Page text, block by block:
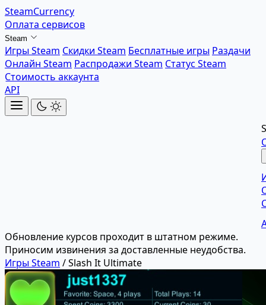
SteamCurrency
Оплата сервисов
Steam
Игры Steam Скидки Steam Бесплатные игры Раздачи
Онлайн Steam Распродажи Steam Статус Steam
Стоимость аккаунта
API
Обновление курсов проходит в штатном режиме.
Приносим извинения за доставленные неудобства.
Игры Steam /Slash It Ultimate